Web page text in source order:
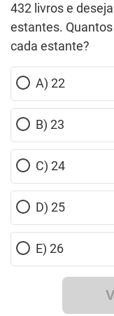
432 livros e
estantes.
cada estante?
A) 22
B) 23
C) 24
D) 25
E) 26